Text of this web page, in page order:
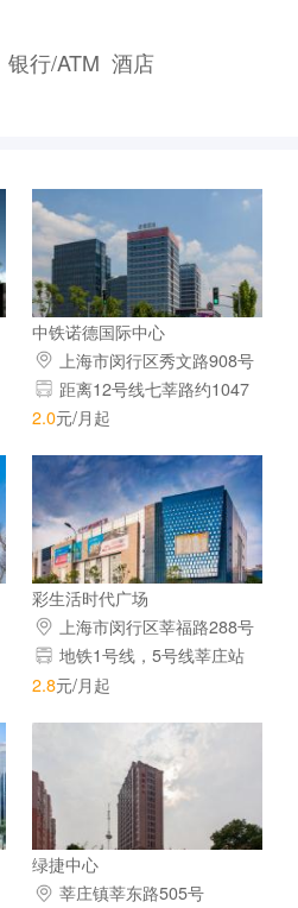
银行/ATM 酒店
中铁诺德国际中心
上海市闵行区秀文路908号
距离12号线七莘路约1047
米
2.0元/月起
彩生活时代广场
上海市闵行区莘福路288号
地铁1号线，5号线莘庄站
800米
2.8元/月起
绿捷中心
莘庄镇莘东路505号